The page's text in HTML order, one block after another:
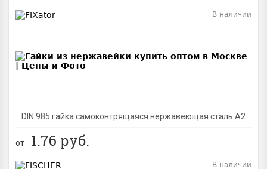
DIN 985 гайка самоконтрящаяся нержавеющая сталь A2
В наличии
от 1.76 руб.
В наличии